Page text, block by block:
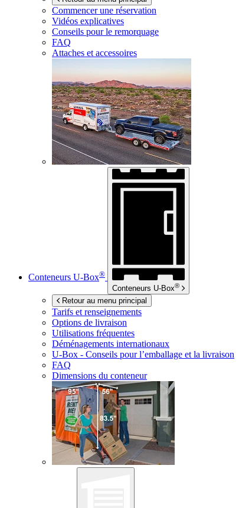
Commencer une réservation
Vidéos explicatives
Conseils pour le remorquage
FAQ
Attaches et accessoires
Conteneurs U-Box®
Conteneurs U-Box®
Retour au menu principal
Tarifs et renseignements
Options de livraison
Utilisations fréquentes
Déménagements internationaux
U-Box - Conseils pour l’emballage et la livraison
FAQ
Dimensions du conteneur